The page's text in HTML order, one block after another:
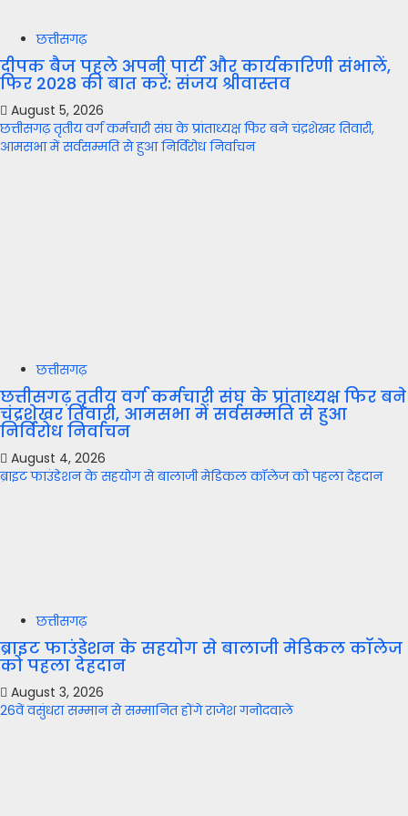
छत्तीसगढ़
दीपक बैज पहले अपनी पार्टी और कार्यकारिणी संभालें,
फिर 2028 की बात करें: संजय श्रीवास्तव
August 5, 2026
छत्तीसगढ़ तृतीय वर्ग कर्मचारी संघ के प्रांताध्यक्ष फिर बने चंद्रशेखर तिवारी,
आमसभा में सर्वसम्मति से हुआ निर्विरोध निर्वाचन
छत्तीसगढ़
छत्तीसगढ़ तृतीय वर्ग कर्मचारी संघ के प्रांताध्यक्ष फिर बने
चंद्रशेखर तिवारी, आमसभा में सर्वसम्मति से हुआ
निर्विरोध निर्वाचन
August 4, 2026
ब्राइट फाउंडेशन के सहयोग से बालाजी मेडिकल कॉलेज को पहला देहदान
छत्तीसगढ़
ब्राइट फाउंडेशन के सहयोग से बालाजी मेडिकल कॉलेज
को पहला देहदान
August 3, 2026
26वें वसुंधरा सम्मान से सम्मानित होंगे राजेश गनोदवाले